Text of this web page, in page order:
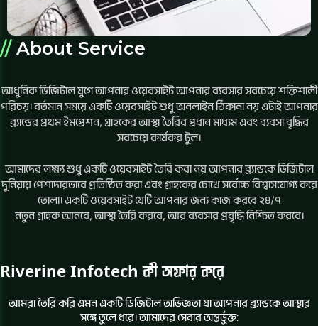
//About Service
আধুনিক ডিজিটাল যুগে আপনার ওয়েবসাইট আপনার ব্যবসার সবচেয়ে শক্তিশালী
পরিচয়। বর্তমান সময়ে একটি ওয়েবসাইট শুধু অনলাইন ঠিকানা নয় এটাই আপনার
ব্র্যান্ডের প্রথম ইমপ্রেশন, গ্রাহকের আস্থা তৈরির প্রধান মাধ্যম এবং ব্যবসা বৃদ্ধির
সবচেয়ে কার্যকর টুল।
আমাদের লক্ষ্য শুধু একটি ওয়েবসাইট তৈরি করা নয় আপনার ব্র্যান্ডকে ডিজিটাল
দুনিয়ায় পেশাদারভাবে প্রতিষ্ঠিত করা এবং গ্রাহকের চোখে সর্বোচ্চ বিশ্বাসযোগ্য করে
তোলা। একটি ওয়েবসাইট যেটি আপনার জন্য কাজ করবে ২৪/৭
নতুন গ্রাহক আনবে, আস্থা তৈরি করবে, আর ব্যবসার প্রবৃদ্ধি নিশ্চিত করবে।
Riverine Infotech কী অফার করে
আমরা তৈরি করি এমন একটি ডিজিটাল অভিজ্ঞতা যা আপনার ব্র্যান্ডকে আস্থার
সঙ্গে তুলে ধরে। আমাদের সেবার অন্তর্ভুক্ত: